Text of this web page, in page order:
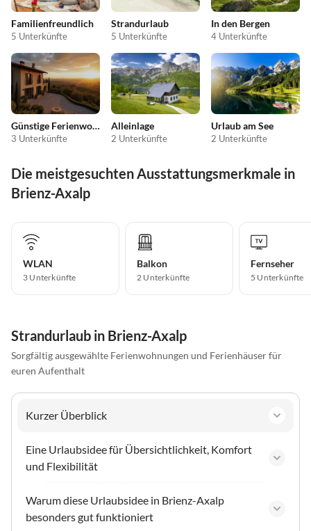
Familienfreundlich
5 Unterkünfte
Strandurlaub
5 Unterkünfte
In den Bergen
4 Unterkünfte
Günstige Ferienwohnungen
3 Unterkünfte
Alleinlage
2 Unterkünfte
Urlaub am See
2 Unterkünfte
Die meistgesuchten Ausstattungsmerkmale in
Brienz-Axalp
WLAN
3 Unterkünfte
Balkon
2 Unterkünfte
Fernseher
5 Unterkünfte
Strandurlaub in Brienz-Axalp
Sorgfältig ausgewählte Ferienwohnungen und Ferienhäuser für
euren Aufenthalt
Kurzer Überblick
Eine Urlaubsidee für Übersichtlichkeit, Komfort
und Flexibilität
Warum diese Urlaubsidee in Brienz-Axalp
besonders gut funktioniert